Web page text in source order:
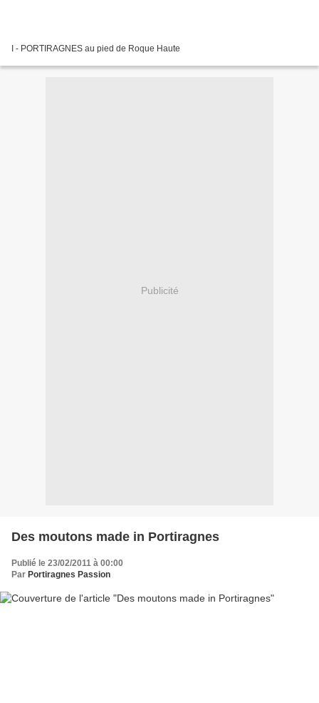
I - PORTIRAGNES au pied de Roque Haute
Publicité
Des moutons made in Portiragnes
Publié le 23/02/2011 à 00:00
Par Portiragnes Passion